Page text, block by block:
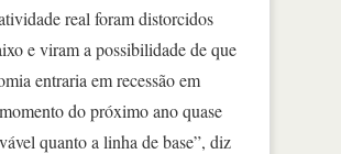
real foram distorcidos
e viram a possibilidade de que
entraria em recessão em
do próximo ano quase
quanto a linha de base”, diz